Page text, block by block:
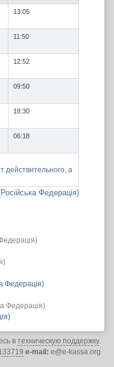
13:05
11:50
12:52
09:50
18:30
06:18
действительного, а
Федерація)
Федерація)
Федерація)
в техническую поддержку.
e-mail: e@e-kassa.org